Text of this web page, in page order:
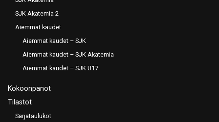
SJK Akatemia 2
Aiemmat kaudet
Aiemmat kaudet – SJK
Aiemmat kaudet – SJK Akatemia
Aiemmat kaudet – SJK U17
Kokoonpanot
Tilastot
Sarjataulukot